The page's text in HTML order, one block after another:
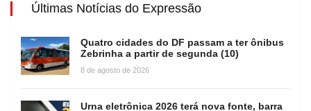
Últimas Notícias do Expressão
Quatro cidades do DF passam a ter ônibus
Zebrinha a partir de segunda (10)
8 de agosto de 2026
Urna eletrônica 2026 terá nova fonte, barra